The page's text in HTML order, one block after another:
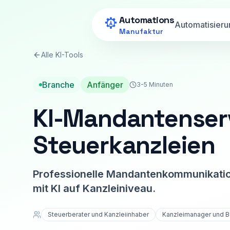
Automations
Manufaktur
Alle KI-Tools
Branche Anfänger 3-5 Minuten
KI-
Steuerkanzleien
Professionelle
mit KI auf Kanzleiniveau.
Steuerberater und Kanzleiinhaber Kanzleimanager und